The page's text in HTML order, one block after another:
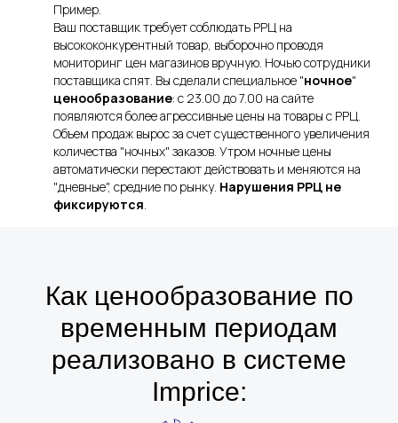
Пример.
Ваш поставщик требует соблюдать РРЦ на
высококонкурентный товар, выборочно проводя
мониторинг цен магазинов вручную. Ночью сотрудники
поставщика спят. Вы сделали специальное "ночное"
ценообразование: с 23.00 до 7.00 на сайте
появляются более агрессивные цены на товары с РРЦ.
Объем продаж вырос за счет существенного увеличения
количества "ночных" заказов. Утром ночные цены
автоматически перестают действовать и меняются на
"дневные", средние по рынку. Нарушения РРЦ не
фиксируются.
Как ценообразование по
временным периодам
реализовано в системе
Imprice: